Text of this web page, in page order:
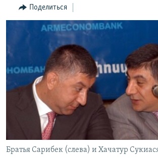
КУЛЬТУРА
Հայերեն
English
Русский
Все сайты Радио Азатутюн
Поделиться
Братья Сарибек (слева) и Хачатур